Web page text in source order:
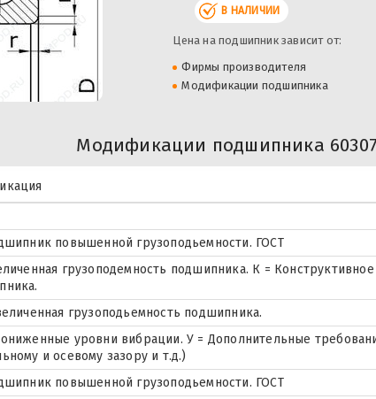
В НАЛИЧИИ
Цена на подшипник зависит от:
Фирмы производителя
Модификации подшипника
Модификации подшипника 60307
повышенной грузоподьемности. ГОСТ
грузоподемность подшипника. К =
грузоподьемность подшипника.
уровни вибрации. У = Дополнительные
и осевому зазору и т.д.)
повышенной грузоподьемности. ГОСТ